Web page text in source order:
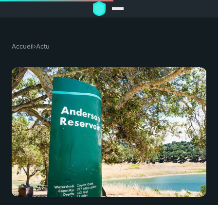
Accueil›Actu